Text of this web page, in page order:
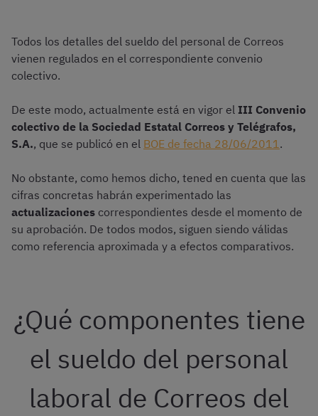
Todos los detalles del sueldo del personal de Correos
vienen regulados en el correspondiente convenio
colectivo.
De este modo, actualmente está en vigor el III Convenio
colectivo de la Sociedad Estatal Correos y Telégrafos,
S.A., que se publicó en el BOE de fecha 28/06/2011.
No obstante, como hemos dicho, tened en cuenta que las
cifras concretas habrán experimentado las
actualizaciones correspondientes desde el momento de
su aprobación. De todos modos, siguen siendo válidas
como referencia aproximada y a efectos comparativos.
¿Qué componentes tiene
el sueldo del personal
laboral de Correos del